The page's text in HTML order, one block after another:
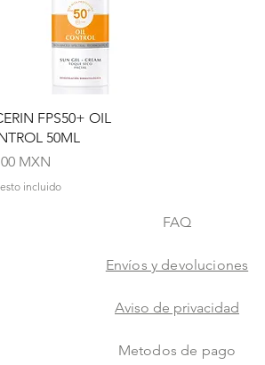
Vista rápida
FPS50+ OIL
50ML
MXN
incluido
FAQ
Envíos y devoluciones
Aviso de privacidad
Metodos de pago